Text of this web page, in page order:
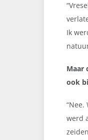
“
Ik
Maar
ook
“Nee.
werd